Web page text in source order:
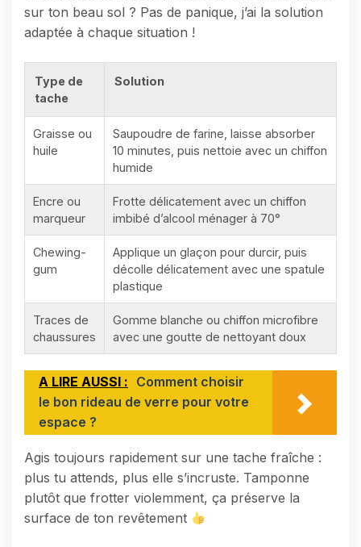
sur ton beau sol ? Pas de panique, j’ai la solution
adaptée à chaque situation !
Type de
tache
Solution
Graisse ou
huile
Saupoudre de farine, laisse absorber
10 minutes, puis nettoie avec un chiffon
humide
Encre ou
marqueur
Frotte délicatement avec un chiffon
imbibé d’alcool ménager à 70°
Chewing-
gum
Applique un glaçon pour durcir, puis
décolle délicatement avec une spatule
plastique
Traces de
chaussures
Gomme blanche ou chiffon microfibre
avec une goutte de nettoyant doux
A LIRE AUSSI : Comment choisir
le bon rideau de verre pour votre
espace ?
Agis toujours rapidement sur une tache fraîche :
plus tu attends, plus elle s’incruste. Tamponne
plutôt que frotter violemment, ça préserve la
surface de ton revêtement